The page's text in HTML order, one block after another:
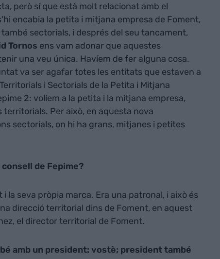
però sí que està molt relacionat amb el
encabia la petita i mitjana empresa de Foment,
sectorials, i després del seu tancament,
Tornos ens vam adonar que aquestes
una veu única. Havíem de fer alguna cosa.
va ser agafar totes les entitats que estaven a
i Sectorials de la Petita i Mitjana
2: volíem a la petita i la mitjana empresa,
Per això, en aquesta nova
sectorials, on hi ha grans, mitjanes i petites
de Fepime?
la seva pròpia marca. Era una patronal, i això és
direcció territorial dins de Foment, en aquest
el director territorial de Foment.
amb un president: vostè; president també